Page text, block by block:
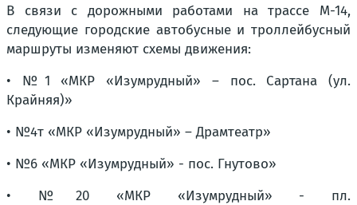
В связи с дорожными работами на трассе М-14,
следующие городские автобусные и троллейбусный
маршруты изменяют схемы движения:
• №1 «МКР «Изумрудный» – пос. Сартана (ул.
Крайняя)»
• №4т «МКР «Изумрудный» – Драмтеатр»
• №6 «МКР «Изумрудный» - пос. Гнутово»
• №20 «МКР «Изумрудный» - пл.